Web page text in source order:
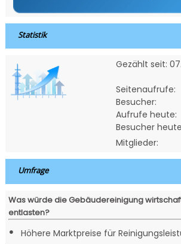
Statistik
Gezählt seit:
Seitenaufrufe:
Besucher:
Aufrufe heute:
Besucher
Mitglieder:
Umfrage
Was würde die Gebäudereinigung
entlasten?
• Höhere Marktpreise für